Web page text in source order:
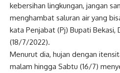
kebersihan lingkungan, jangan
menghambat saluran air yang
kata Penjabat (Pj) Bupati Bekasi,
(18/7/2022).
Menurut dia, hujan dengan
malam hingga Sabtu (16/7)